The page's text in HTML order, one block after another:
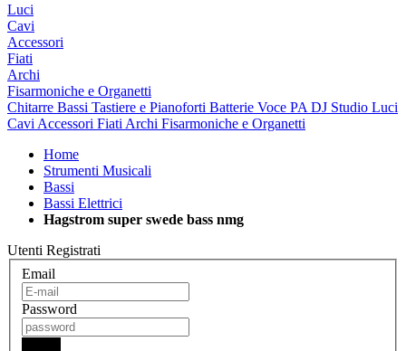
Luci
Cavi
Accessori
Fiati
Archi
Fisarmoniche e Organetti
Chitarre Bassi Tastiere e Pianoforti Batterie Voce PA DJ Studio Luci
Cavi Accessori Fiati Archi Fisarmoniche e Organetti
Home
Strumenti Musicali
Bassi
Bassi Elettrici
Hagstrom super swede bass nmg
Utenti Registrati
Email
Password